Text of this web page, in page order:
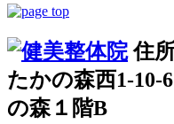
住
たかの森西1-10-
の森１階B